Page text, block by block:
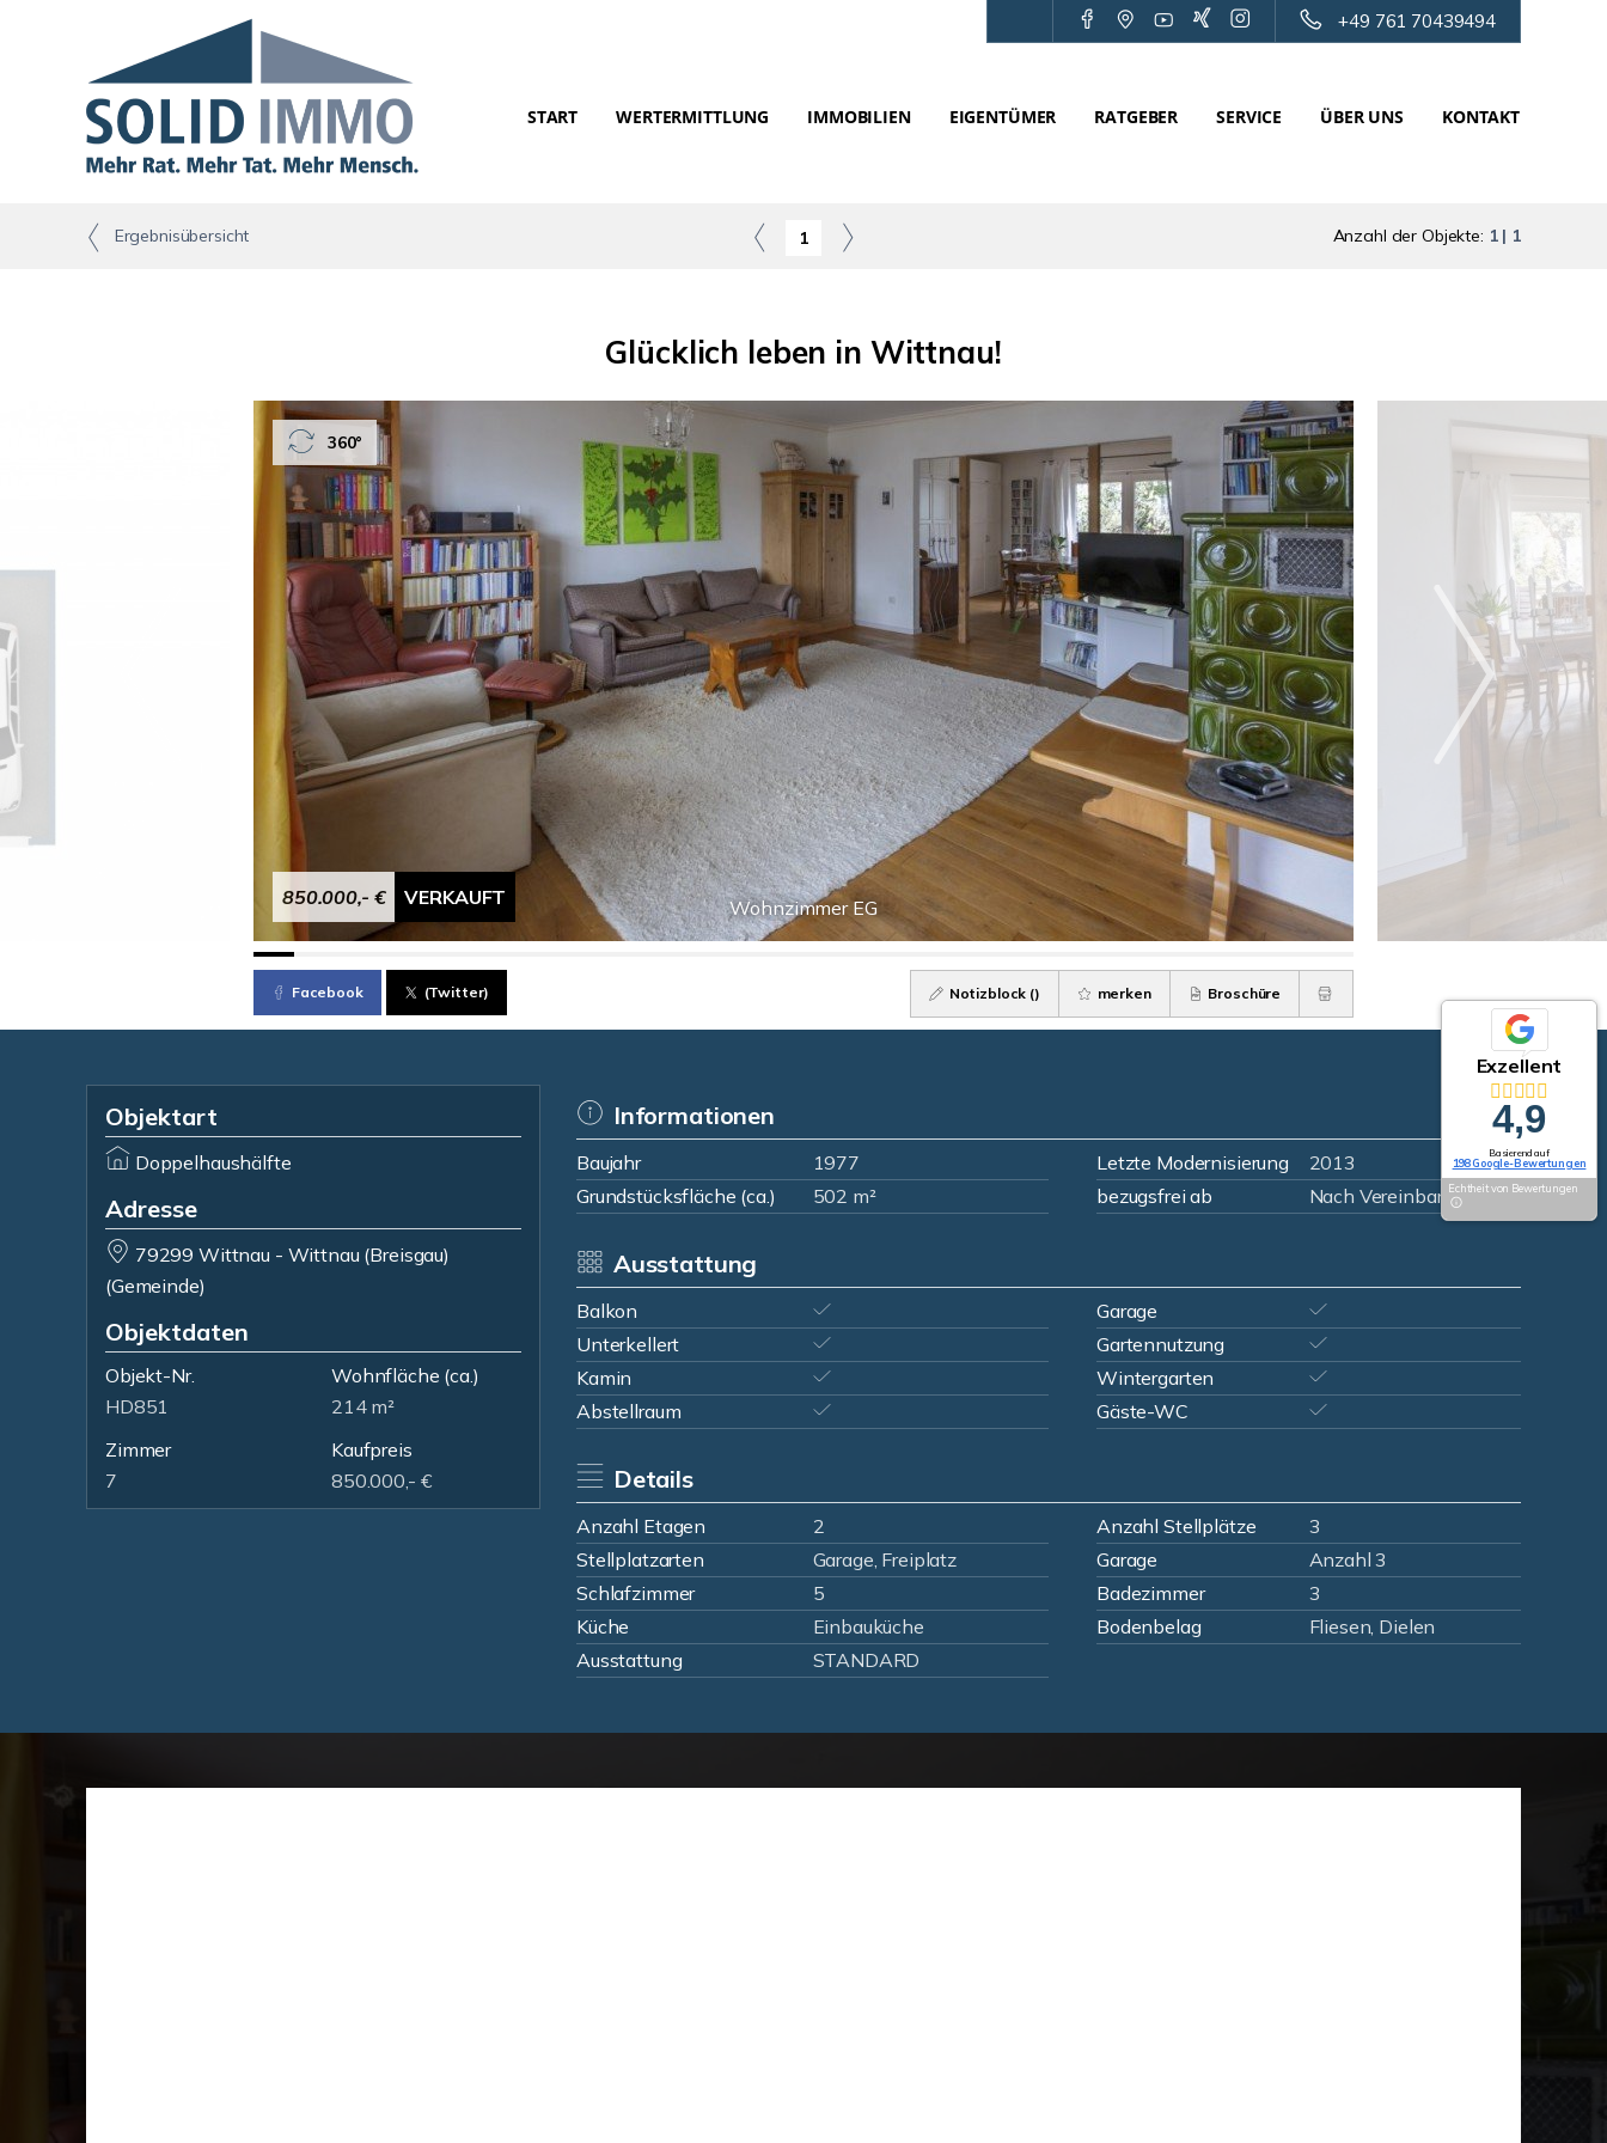
+49 761 70439494
START WERTERMITTLUNG IMMOBILIEN EIGENTÜMER RATGEBER SERVICE ÜBER UNS KONTAKT
Ergebnisübersicht 1 Anzahl der Objekte: 1 | 1
Glücklich leben in Wittnau!
Wohnzimmer EG
850.000,- € VERKAUFT
360°
Facebook (Twitter) Notizblock () merken Broschüre
Objektart
Doppelhaushälfte
Adresse
79299 Wittnau - Wittnau (Breisgau)
(Gemeinde)
Objektdaten
Objekt-Nr.
HD851
Wohnfläche (ca.)
214 m²
Zimmer
7
Kaufpreis
850.000,- €
Informationen
Baujahr 1977 Letzte Modernisierung
2013
Grundstücksfläche (ca.)
502 m² bezugsfrei ab Nach Vereinbarung!
Ausstattung
Balkon
Garage
Unterkellert
Gartennutzung
Kamin
Wintergarten
Abstellraum
Gäste-WC
Details
Anzahl Etagen 2 Anzahl Stellplätze
3
Stellplatzarten
Garage, Freiplatz Garage
Anzahl 3
Schlafzimmer
5 Badezimmer
3
Küche
Einbauküche Bodenbelag
Fliesen, Dielen
Ausstattung
STANDARD
Exzellent
4,9
Basierend auf
198 Google-Bewertungen
Echtheit von Bewertungen